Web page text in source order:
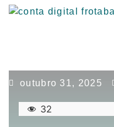
outubro 31, 2025
32